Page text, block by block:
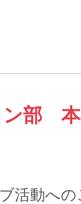
部 本
活動へ